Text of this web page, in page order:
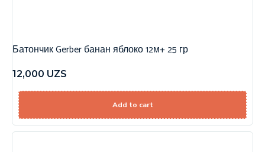
Батончик Gerber банан яблоко 12м+ 25 гр
12,000 UZS
Add to cart